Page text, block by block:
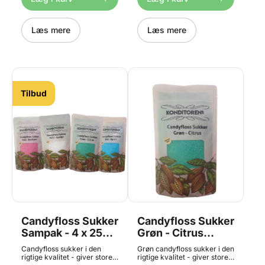
20-25 candyfloss. Mangler
du en candyfloss maskine til
sukkeret så finder du den
HER. Indhold: 250g.
Læs mere
mindre portioner af vores
leverandør. Der kan derfor
ikke forventes samme
emballage som på billedet.
Læs mere
Tilbud
Candyfloss Sukker
Sampak - 4 x 250
g, Konditorens
Candyfloss sukker i den
rigtige kvalitet - giver store,
Candyfloss Sukker
Grøn - Citrus
Smag 250 g,
Konditorens
Grøn candyfloss sukker i den
rigtige kvalitet - giver store,